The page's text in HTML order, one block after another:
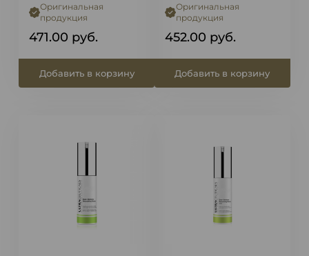
Оригинальная
продукция
471.00 руб.
Добавить в корзину
Оригинальная
продукция
452.00 руб.
Добавить в корзину